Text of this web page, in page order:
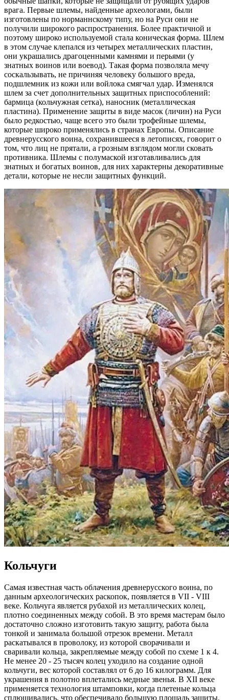
врага. Первые шлемы, найденные археологами, были
изготовлены по норманнскому типу, но на Руси они не
получили широкого распространения. Более практичной и
поэтому широко используемой стала коническая форма. Шлем
в этом случае клепался из четырех металлических пластин,
они украшались драгоценными камнями и перьями (у
знатных воинов или воевод). Такая форма позволяла мечу
соскальзывать, не причиняя человеку большого вреда,
подшлемник из кожи или войлока смягчал удар. Изменялся
шлем за счет дополнительных защитных приспособлений:
бармица (кольчужная сетка), наносник (металлическая
пластина). Применение защиты в виде масок (личин) на Руси
было редкостью, чаще всего это были трофейные шлемы,
которые широко применялись в странах Европы. Описание
древнерусского воина, сохранившееся в летописях, говорит о
том, что лиц не прятали, а грозным взглядом могли сковать
противника. Шлемы с полумаской изготавливались для
знатных и богатых воинов, для них характерны декоративные
детали, которые не несли защитных функций.
Кольчуги
Самая известная часть облачения древнерусского воина, по
данным археологических раскопок, появляется в VII - VIII
веке. Кольчуга является рубахой из металлических колец,
плотно соединенных между собой. В это время мастерам было
достаточно сложно изготовить такую защиту, работа была
тонкой и занимала большой отрезок времени. Металл
раскатывался в проволоку, из которой сворачивали и
сваривали кольца, закрепляемые между собой по схеме 1 к 4.
Не менее 20 - 25 тысяч колец уходило на создание одной
кольчуги, вес которой составлял от 6 до 16 килограмм. Для
украшения в полотно вплетались медные звенья. В XII веке
применяется технология штамповки, когда плетеные кольца
сплющивались, что обеспечивало большую площадь защиты.